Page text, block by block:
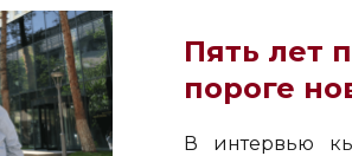
Пять лет
пороге
В интервью